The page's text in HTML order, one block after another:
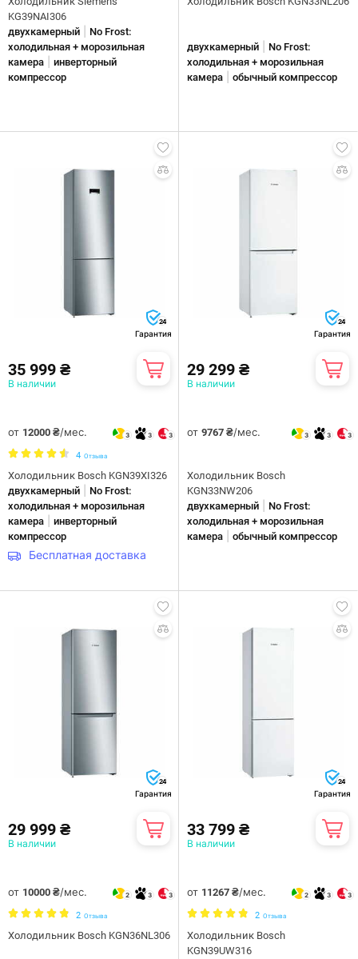
KG39NAI306
двухкамерный
No Frost:
холодильная + морозильная
камера
инверторный
компрессор
двухкамерный
No Frost:
холодильная + морозильная
камера
обычный компрессор
24
Гарантия
35 999 ₴
В наличии
от 12000 ₴/мес. 3 3 3
4 Отзыва
Холодильник Bosch KGN39XI326
двухкамерный
No Frost:
холодильная + морозильная
камера
инверторный
компрессор
Бесплатная доставка
24
Гарантия
29 299 ₴
В наличии
от 9767 ₴/мес. 3 3 3
Холодильник Bosch
KGN33NW206
двухкамерный
No Frost:
холодильная + морозильная
камера
обычный компрессор
24
Гарантия
29 999 ₴
В наличии
от 10000 ₴/мес. 2 3 3
2 Отзыва
Холодильник Bosch KGN36NL306
24
Гарантия
33 799 ₴
В наличии
от 11267 ₴/мес. 2 3 3
2 Отзыва
Холодильник Bosch
KGN39UW316